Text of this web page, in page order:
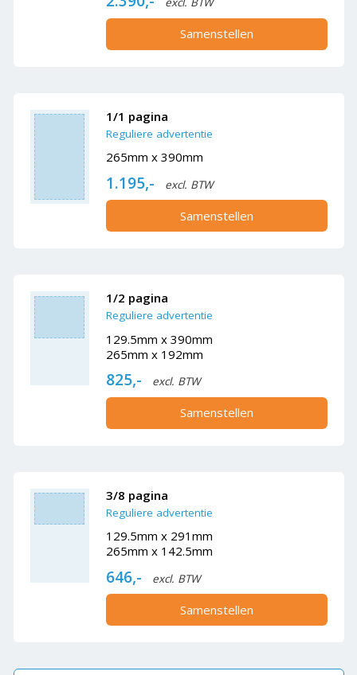
Samenstellen
1/1 pagina
Reguliere advertentie
265mm x 390mm
1.195,- excl. BTW
Samenstellen
1/2 pagina
Reguliere advertentie
129.5mm x 390mm
265mm x 192mm
825,- excl. BTW
Samenstellen
3/8 pagina
Reguliere advertentie
129.5mm x 291mm
265mm x 142.5mm
646,- excl. BTW
Samenstellen